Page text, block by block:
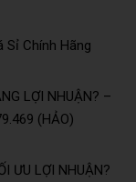
Sỉ Chính Hãng
LỢI NHUẬN? –
(HẢO)
ƯU LỢI NHUẬN?